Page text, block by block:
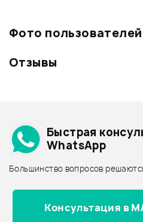
Фото пользователей
Загрузите свои фотографии
Отзывы
Архив товаров - дешевле
Архив товаров - дороже
Все товары NUMARK
Архив товаров - новинки
Быстрая
WhatsApp
Большинство вопросов
Консультация в